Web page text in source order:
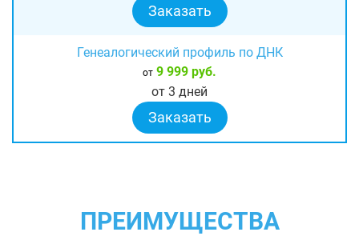
Заказать
Генеалогический профиль по ДНК
от 9 999 руб.
от 3 дней
Заказать
ПРЕИМУЩЕСТВА